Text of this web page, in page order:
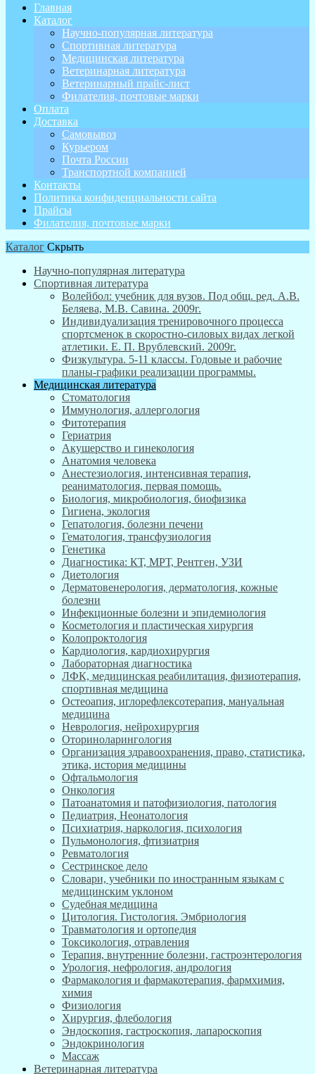
Главная
Каталог
Научно-популярная литература
Спортивная литература
Медицинская литература
Ветеринарная литература
Ветеринарный прайс-лист
Филателия, почтовые марки
Оплата
Доставка
Самовывоз
Курьером
Почта России
Транспортной компанией
Контакты
Политика конфиденциальности сайта
Прайсы
Филателия, почтовые марки
Каталог Скрыть
Научно-популярная литература
Спортивная литература
Волейбол: учебник для вузов. Под общ. ред. А.В.
Беляева, М.В. Савина. 2009г.
Индивидуализация тренировочного процесса
спортсменок в скоростно-силовых видах легкой
атлетики. Е. П. Врублевский. 2009г.
Физкультура. 5-11 классы. Годовые и рабочие
планы-графики реализации программы.
Медицинская литература
Стоматология
Иммунология, аллергология
Фитотерапия
Гериатрия
Акушерство и гинекология
Анатомия человека
Анестезиология, интенсивная терапия,
реаниматология, первая помощь.
Биология, микробиология, биофизика
Гигиена, экология
Гепатология, болезни печени
Гематология, трансфузиология
Генетика
Диагностика: КТ, МРТ, Рентген, УЗИ
Диетология
Дерматовенерология, дерматология, кожные
болезни
Инфекционные болезни и эпидемиология
Косметология и пластическая хирургия
Колопроктология
Кардиология, кардиохирургия
Лабораторная диагностика
ЛФК, медицинская реабилитация, физиотерапия,
спортивная медицина
Остеоапия, иглорефлексотерапия, мануальная
медицина
Неврология, нейрохирургия
Оториноларингология
Организация здравоохранения, право, статистика,
этика, история медицины
Офтальмология
Онкология
Патоанатомия и патофизиология, патология
Педиатрия, Неонатология
Психиатрия, наркология, психология
Пульмонология, фтизиатрия
Ревматология
Сестринское дело
Словари, учебники по иностранным языкам с
медицинским уклоном
Судебная медицина
Цитология. Гистология. Эмбриология
Травматология и ортопедия
Токсикология, отравления
Терапия, внутренние болезни, гастроэнтерология
Урология, нефрология, андрология
Фармакология и фармакотерапия, фармхимия,
химия
Физиология
Хирургия, флебология
Эндоскопия, гастроскопия, лапароскопия
Эндокринология
Массаж
Ветеринарная литература